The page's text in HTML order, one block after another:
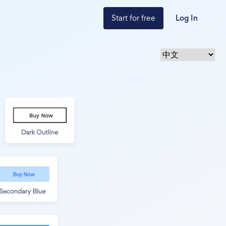
Start for free Log In